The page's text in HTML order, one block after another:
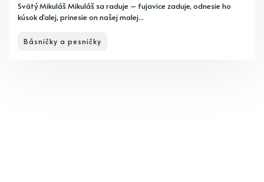
Svätý Mikuláš Mikuláš sa raduje – fujavice zaduje, odnesie ho
kúsok ďalej, prinesie on našej malej...
Básničky a pesničky